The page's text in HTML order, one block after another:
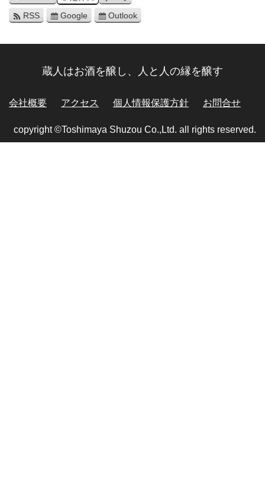
RSS Google Outlook
蔵人はお酒を醸し、人と人の縁を醸す
会社概要 アクセス 個人情報保護方針 お問合せ
copyright ©Toshimaya Shuzou Co.,Ltd. all rights reserved.